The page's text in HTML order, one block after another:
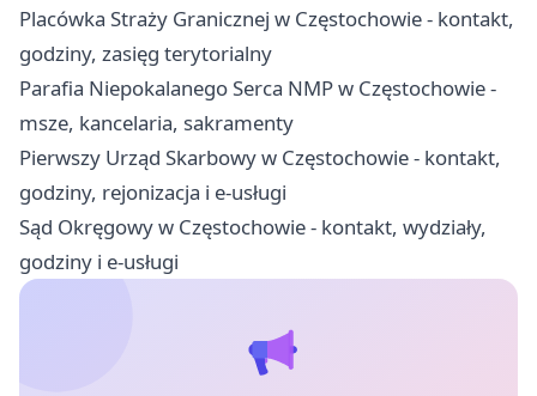
Placówka Straży Granicznej w Częstochowie - kontakt,
godziny, zasięg terytorialny
Parafia Niepokalanego Serca NMP w Częstochowie -
msze, kancelaria, sakramenty
Pierwszy Urząd Skarbowy w Częstochowie - kontakt,
godziny, rejonizacja i e-usługi
Sąd Okręgowy w Częstochowie - kontakt, wydziały,
godziny i e-usługi